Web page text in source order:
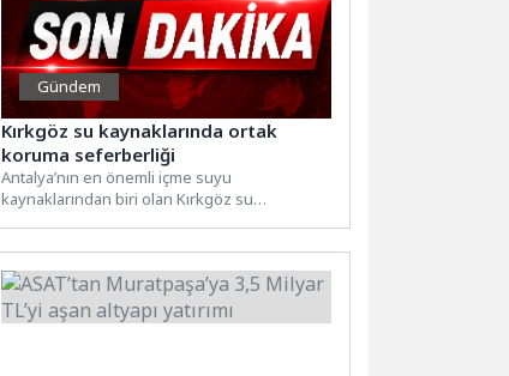
Gündem
Kırkgöz su kaynaklarında ortak
koruma seferberliği
Antalya’nın en önemli içme suyu
kaynaklarından biri olan Kırkgöz su